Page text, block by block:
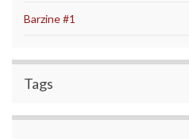
Barzine #1
Tags